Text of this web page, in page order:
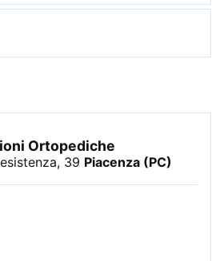
Ortopediche
39 Piacenza (PC)